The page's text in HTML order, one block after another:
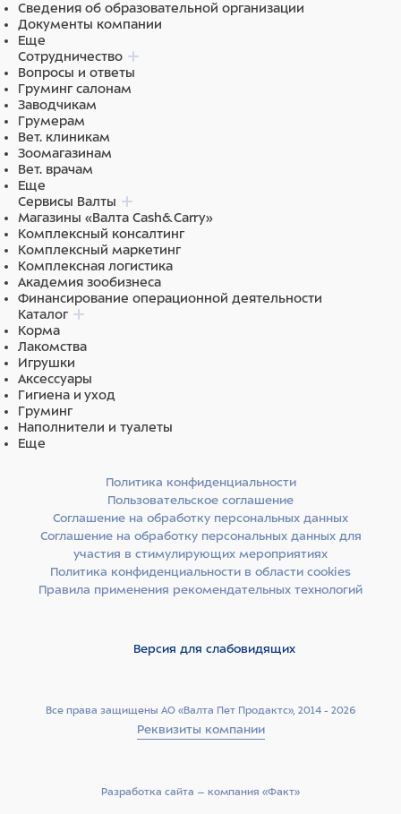
Сведения об образовательной организации
Документы компании
Еще
Сотрудничество
Вопросы и ответы
Груминг салонам
Заводчикам
Грумерам
Вет. клиникам
Зоомагазинам
Вет. врачам
Еще
Сервисы Валты
Магазины «Валта Cash&Carry»
Комплексный консалтинг
Комплексный маркетинг
Комплексная логистика
Академия зообизнеса
Финансирование операционной деятельности
Каталог
Корма
Лакомства
Игрушки
Аксессуары
Гигиена и уход
Груминг
Наполнители и туалеты
Еще
Все права защищены АО «Валта Пет Продактс», 2014 - 2026
Реквизиты компании
Политика конфиденциальности
Пользовательское соглашение
Соглашение на обработку персональных данных
Соглашение на обработку персональных данных для
участия в стимулирующих мероприятиях
Политика конфиденциальности в области cookies
Правила применения рекомендательных технологий
Версия для слабовидящих
Разработка сайта –­ компания «Факт»